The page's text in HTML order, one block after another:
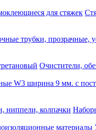
для стяжек
трубки, прозрачные,
Очистители,
W3 ширина 9 мм. с
ниппели, колпачки
материалы